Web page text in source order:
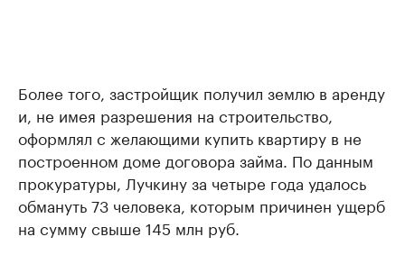
Более того, застройщик получил землю в аренду
и, не имея разрешения на строительство,
оформлял с желающими купить квартиру в не
построенном доме договора займа. По данным
прокуратуры, Лучкину за четыре года удалось
обмануть 73 человека, которым причинен ущерб
на сумму свыше 145 млн руб.